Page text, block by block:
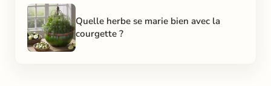
Quelle herbe se marie bien avec la
courgette ?